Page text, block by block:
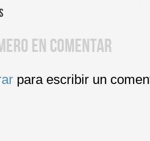
EN COMENTAR
para escribir un